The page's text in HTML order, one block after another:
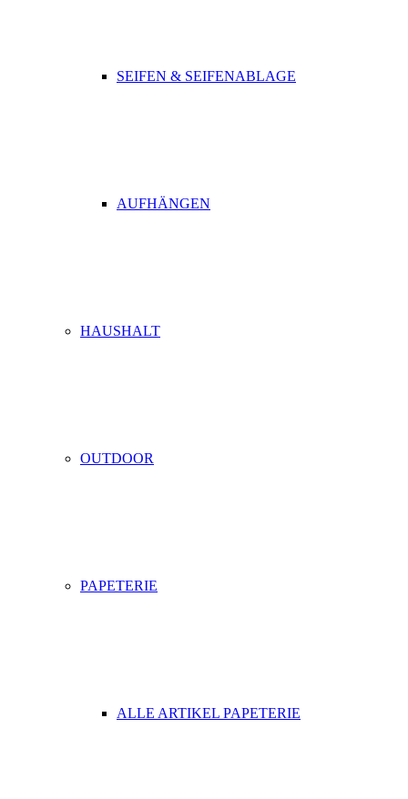
SEIFEN & SEIFENABLAGE
AUFHÄNGEN
HAUSHALT
OUTDOOR
PAPETERIE
ALLE ARTIKEL PAPETERIE